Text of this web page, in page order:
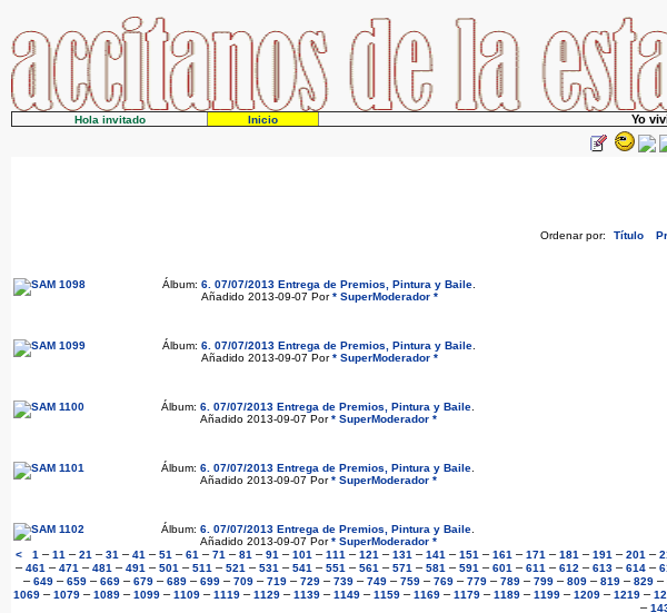
Hola invitado Inicio Yo
Ordenar por:
Título
Álbum: 6. 07/07/2013 Entrega de Premios, Pintura y Baile
Añadido 2013-09-07 Por* SuperModerador *
Álbum: 6. 07/07/2013 Entrega de Premios, Pintura y Baile
Añadido 2013-09-07 Por* SuperModerador *
Álbum: 6. 07/07/2013 Entrega de Premios, Pintura y Baile
Añadido 2013-09-07 Por* SuperModerador *
Álbum: 6. 07/07/2013 Entrega de Premios, Pintura y Baile
Añadido 2013-09-07 Por* SuperModerador *
Álbum: 6. 07/07/2013 Entrega de Premios, Pintura y Baile
Añadido 2013-09-07 Por* SuperModerador *
<
1 – 11 – 21 – 31 – 41 – 51 – 61 – 71 – 81 – 91 – 101 – 111 – 121 – 131 – 141 – 151 – 161 – 171 – 181 – 191 – 201 –
– 461 – 471 – 481 – 491 – 501 – 511 – 521 – 531 – 541 – 551 – 561 – 571 – 581 – 591 – 601 – 611 – 612 – 613– 614–
– 649 – 659 – 669 – 679 – 689 – 699 – 709 – 719 – 729 – 739 – 749 – 759 – 769 – 779 – 789 – 799 – 809 – 819 – 829 –
1069 – 1079 – 1089 – 1099 – 1109 – 1119 – 1129 – 1139 – 1149 – 1159 – 1169 – 1179 – 1189 – 1199 – 1209 – 1219 –
–